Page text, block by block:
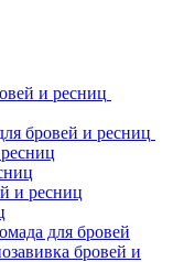
и ресниц
бровей и ресниц
и ресниц
для бровей
бровей и